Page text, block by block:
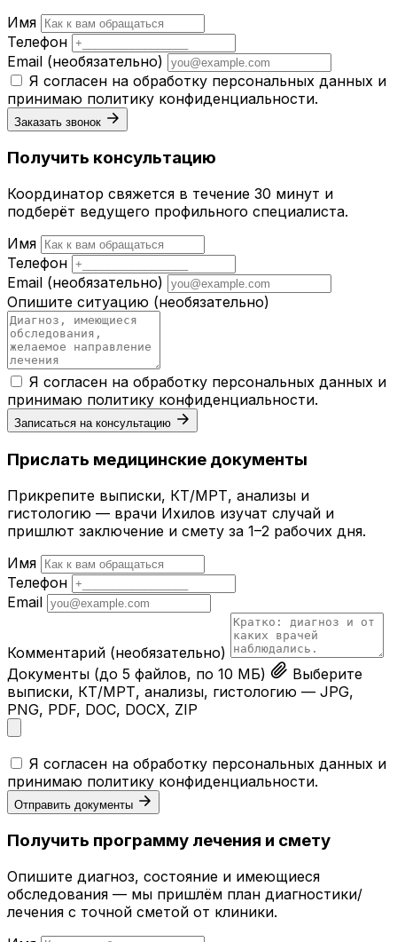
Имя
Телефон
Email (необязательно)
Я согласен на обработку персональных данных и
принимаю политику конфиденциальности.
Заказать звонок
Получить консультацию
Координатор свяжется в течение 30 минут и
подберёт ведущего профильного специалиста.
Имя
Телефон
Email (необязательно)
Опишите ситуацию (необязательно)
Я согласен на обработку персональных данных и
принимаю политику конфиденциальности.
Записаться на консультацию
Прислать медицинские документы
Прикрепите выписки, КТ/МРТ, анализы и
гистологию — врачи Ихилов изучат случай и
пришлют заключение и смету за 1–2 рабочих дня.
Имя
Телефон
Email
Комментарий (необязательно)
Документы (до 5 файлов, по 10 МБ)
Выберите
выписки, КТ/МРТ, анализы, гистологию — JPG,
PNG, PDF, DOC, DOCX, ZIP
Я согласен на обработку персональных данных и
принимаю политику конфиденциальности.
Отправить документы
Получить программу лечения и смету
Опишите диагноз, состояние и имеющиеся
обследования — мы пришлём план диагностики/
лечения с точной сметой от клиники.